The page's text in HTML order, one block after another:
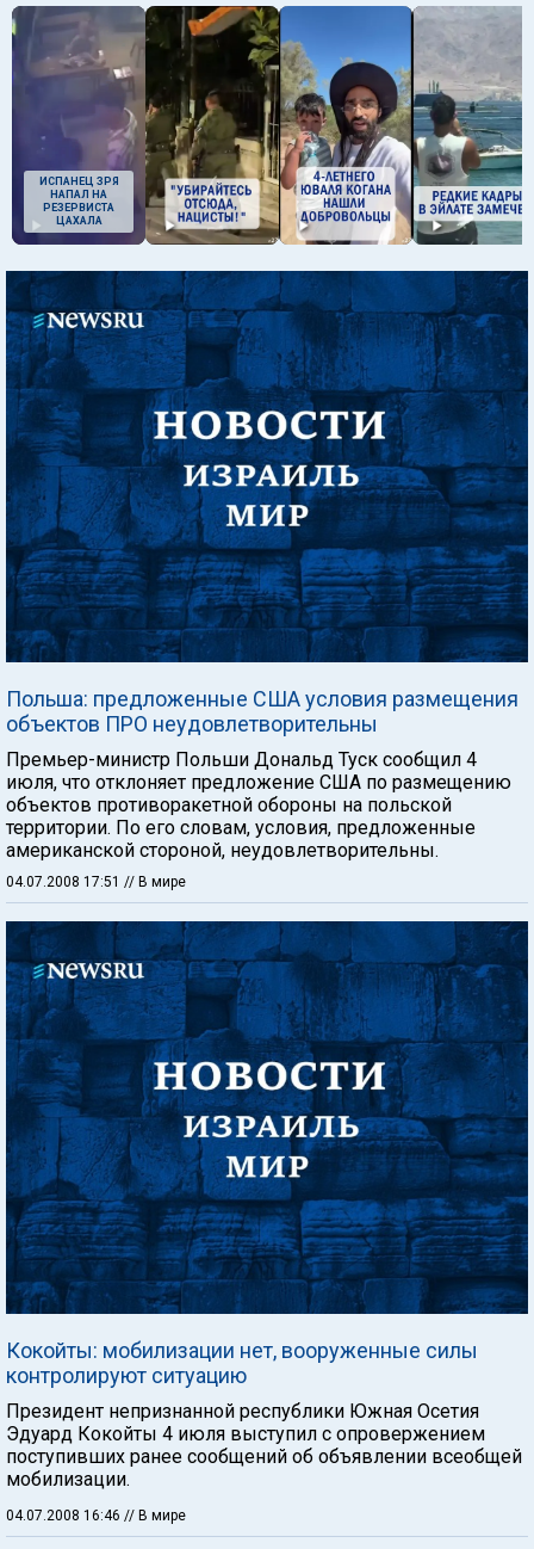
ИСПАНЕЦ ЗРЯ
НАПАЛ НА
РЕЗЕРВИСТА
ЦАХАЛА
Польша: предложенные США условия размещения
объектов ПРО неудовлетворительны
Премьер-министр Польши Дональд Туск сообщил 4
июля, что отклоняет предложение США по размещению
объектов противоракетной обороны на польской
территории. По его словам, условия, предложенные
американской стороной, неудовлетворительны.
04.07.2008 17:51 // В мире
Кокойты: мобилизации нет, вооруженные силы
контролируют ситуацию
Президент непризнанной республики Южная Осетия
Эдуард Кокойты 4 июля выступил с опровержением
поступивших ранее сообщений об объявлении всеобщей
мобилизации.
04.07.2008 16:46 // В мире